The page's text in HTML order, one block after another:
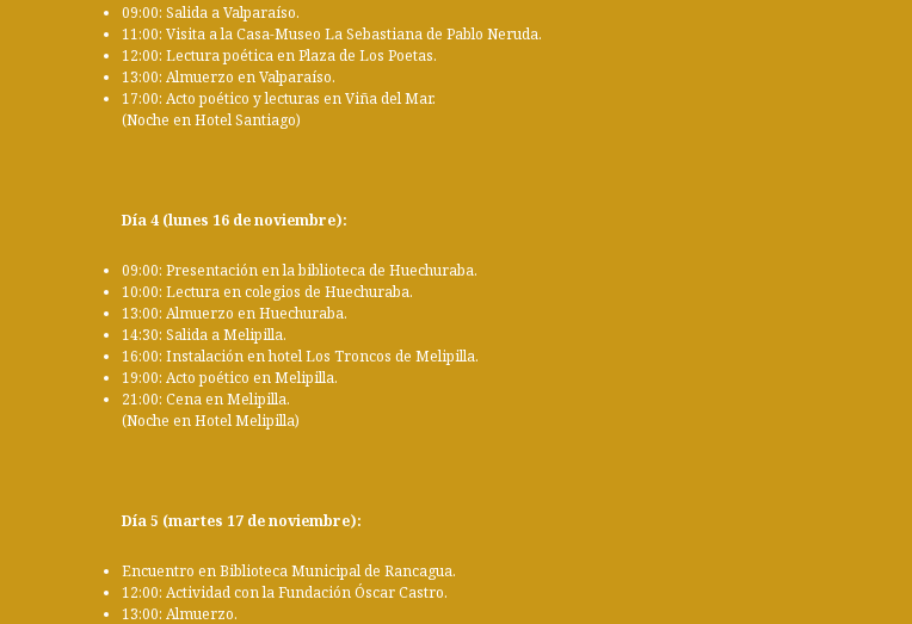
09:00: Salida a Valparaíso.
11:00: Visita a la Casa-Museo La Sebastiana de Pablo Neruda.
12:00: Lectura poética en Plaza de Los Poetas.
13:00: Almuerzo en Valparaíso.
17:00: Acto poético y lecturas en Viña del Mar.
(Noche en Hotel Santiago)
Día 4 (lunes 16 de noviembre):
09:00: Presentación en la biblioteca de Huechuraba.
10:00: Lectura en colegios de Huechuraba.
13:00: Almuerzo en Huechuraba.
14:30: Salida a Melipilla.
16:00: Instalación en hotel Los Troncos de Melipilla.
19:00: Acto poético en Melipilla.
21:00: Cena en Melipilla.
(Noche en Hotel Melipilla)
Día 5 (martes 17 de noviembre):
Encuentro en Biblioteca Municipal de Rancagua.
12:00: Actividad con la Fundación Óscar Castro.
13:00: Almuerzo.